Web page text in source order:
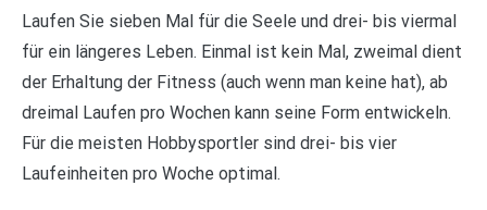
Laufen Sie sieben Mal für die Seele und drei- bis viermal
für ein längeres Leben. Einmal ist kein Mal, zweimal dient
der Erhaltung der Fitness (auch wenn man keine hat), ab
dreimal Laufen pro Wochen kann seine Form entwickeln.
Für die meisten Hobbysportler sind drei- bis vier
Laufeinheiten pro Woche optimal.